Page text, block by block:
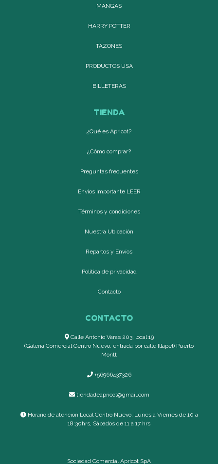
MANGAS
HARRY POTTER
TAZONES
PRODUCTOS USA
BILLETERAS
TIENDA
¿Qué es Apricot?
¿Cómo comprar?
Preguntas frecuentes
Envíos Importante LEER
Términos y condiciones
Nuestra Ubicación
Repartos y Envíos
Política de privacidad
Contacto
CONTACTO
Calle Antonio Varas 203, local 19
(Galería Comercial Centro Nuevo, entrada por calle Illapel) Puerto
Montt
+56966437326
tiendadeapricot@gmail.com
Horario de atención Local Centro Nuevo: Lunes a Viernes de 10 a
18:30hrs, Sábados de 11 a 17 hrs
Sociedad Comercial Apricot SpA